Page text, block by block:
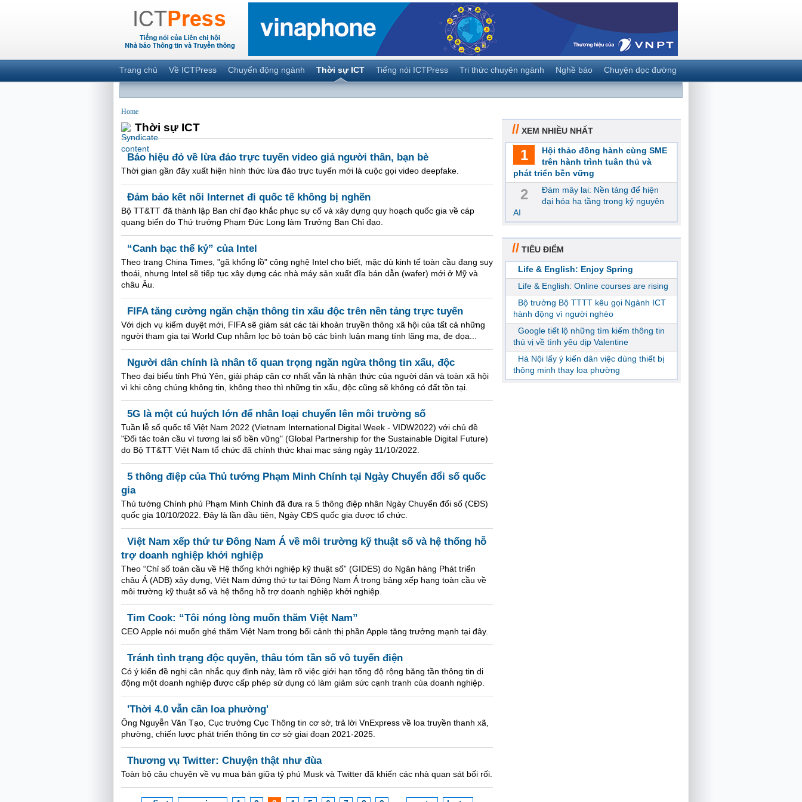
Trang chủ Về ICTPress Chuyển động ngành Thời sự ICT Tiếng nói ICTPress Tri thức chuyên ngành Nghề báo Chuyện dọc đường
Home
Thời sự ICT
Báo hiệu đỏ về lừa đảo trực tuyến video giả người thân, bạn bè
Thời gian gần đây xuất hiện hình thức lừa đảo trực tuyến mới là cuộc gọi video deepfake.
Đảm bảo kết nối Internet đi quốc tế không bị nghẽn
Bộ TT&TT đã thành lập Ban chỉ đạo khắc phục sự cố và xây dựng quy hoạch quốc gia về cáp
quang biển do Thứ trưởng Phạm Đức Long làm Trưởng Ban Chỉ đạo.
“Canh bạc thế kỷ” của Intel
Theo trang China Times, "gã khổng lồ" công nghệ Intel cho biết, mặc dù kinh tế toàn cầu đang suy
thoái, nhưng Intel sẽ tiếp tục xây dựng các nhà máy sản xuất đĩa bán dẫn (wafer) mới ở Mỹ và
châu Âu.
FIFA tăng cường ngăn chặn thông tin xấu độc trên nền tảng trực tuyến
Với dịch vụ kiểm duyệt mới, FIFA sẽ giám sát các tài khoản truyền thông xã hội của tất cả những
người tham gia tại World Cup nhằm lọc bỏ toàn bộ các bình luận mang tính lăng mạ, đe dọa...
Người dân chính là nhân tố quan trọng ngăn ngừa thông tin xấu, độc
Theo đại biểu tỉnh Phú Yên, giải pháp căn cơ nhất vẫn là nhận thức của người dân và toàn xã hội
vì khi công chúng không tin, không theo thì những tin xấu, độc cũng sẽ không có đất tồn tại.
5G là một cú huých lớn để nhân loại chuyển lên môi trường số
Tuần lễ số quốc tế Việt Nam 2022 (Vietnam International Digital Week - VIDW2022) với chủ đề
"Đối tác toàn cầu vì tương lai số bền vững" (Global Partnership for the Sustainable Digital Future)
do Bộ TT&TT Việt Nam tổ chức đã chính thức khai mạc sáng ngày 11/10/2022.
5 thông điệp của Thủ tướng Phạm Minh Chính tại Ngày Chuyển đổi số quốc
gia
Thủ tướng Chính phủ Phạm Minh Chính đã đưa ra 5 thông điệp nhân Ngày Chuyển đổi số (CĐS)
quốc gia 10/10/2022. Đây là lần đầu tiên, Ngày CĐS quốc gia được tổ chức.
Việt Nam xếp thứ tư Đông Nam Á về môi trường kỹ thuật số và hệ thống hỗ
trợ doanh nghiệp khởi nghiệp
Theo “Chỉ số toàn cầu về Hệ thống khởi nghiệp kỹ thuật số” (GIDES) do Ngân hàng Phát triển
châu Á (ADB) xây dựng, Việt Nam đứng thứ tư tại Đông Nam Á trong bảng xếp hạng toàn cầu về
môi trường kỹ thuật số và hệ thống hỗ trợ doanh nghiệp khởi nghiệp.
Tim Cook: “Tôi nóng lòng muốn thăm Việt Nam”
CEO Apple nói muốn ghé thăm Việt Nam trong bối cảnh thị phần Apple tăng trưởng mạnh tại đây.
Tránh tình trạng độc quyền, thâu tóm tần số vô tuyến điện
Có ý kiến đề nghị cân nhắc quy định này, làm rõ việc giới hạn tổng độ rộng băng tần thông tin di
động một doanh nghiệp được cấp phép sử dụng có làm giảm sức cạnh tranh của doanh nghiệp.
'Thời 4.0 vẫn cần loa phường'
Ông Nguyễn Văn Tạo, Cục trưởng Cục Thông tin cơ sở, trả lời VnExpress về loa truyền thanh xã,
phường, chiến lược phát triển thông tin cơ sở giai đoạn 2021-2025.
Thương vụ Twitter: Chuyện thật như đùa
Toàn bộ câu chuyện về vụ mua bán giữa tỷ phú Musk và Twitter đã khiến các nhà quan sát bối rối.
// XEM NHIỀU NHẤT
1
Hội thảo đồng hành cùng SME
trên hành trình tuân thủ và
phát triển bền vững
2
Đám mây lai: Nền tảng để hiện
đại hóa hạ tầng trong kỷ nguyên
AI
// TIÊU ĐIỂM
Life & English: Enjoy Spring
Life & English: Online courses are rising
Bộ trưởng Bộ TTTT kêu gọi Ngành ICT
hành động vì người nghèo
Google tiết lộ những tìm kiếm thông tin
thú vị về tình yêu dịp Valentine
Hà Nội lấy ý kiến dân việc dùng thiết bị
thông minh thay loa phường